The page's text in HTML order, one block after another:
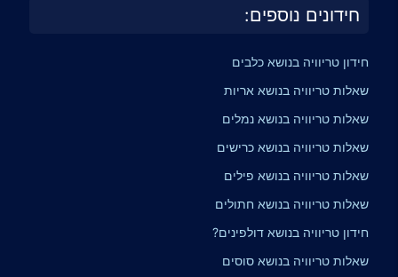
חידונים נוספים:
חידון טריוויה בנושא כלבים
שאלות טריוויה בנושא אריות
שאלות טריוויה בנושא נמלים
שאלות טריוויה בנושא כרישים
שאלות טריוויה בנושא פילים
שאלות טריוויה בנושא חתולים
חידון טריוויה בנושא דולפינים?
שאלות טריוויה בנושא סוסים